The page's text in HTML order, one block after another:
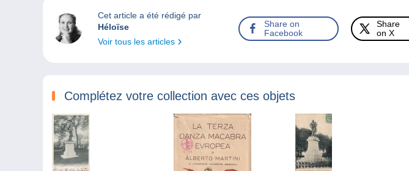
Cet article a été rédigé par
Héloïse
Voir tous les articles
Share on
Facebook
Share
on X
Complétez votre collection avec ces objets